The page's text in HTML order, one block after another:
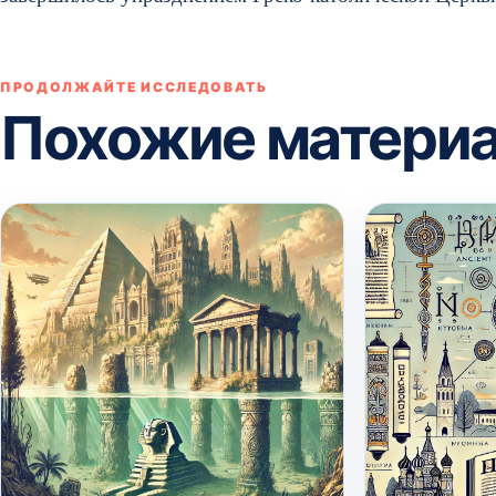
ПРОДОЛЖАЙТЕ ИССЛЕДОВАТЬ
Похожие